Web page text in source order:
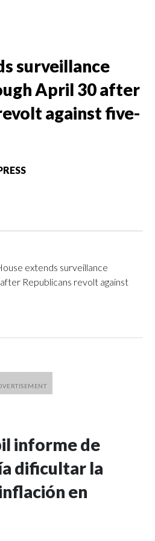
surveillance
April 30 after
against five-
extends surveillance
Republicans revolt against
informe de
dificultar la
en